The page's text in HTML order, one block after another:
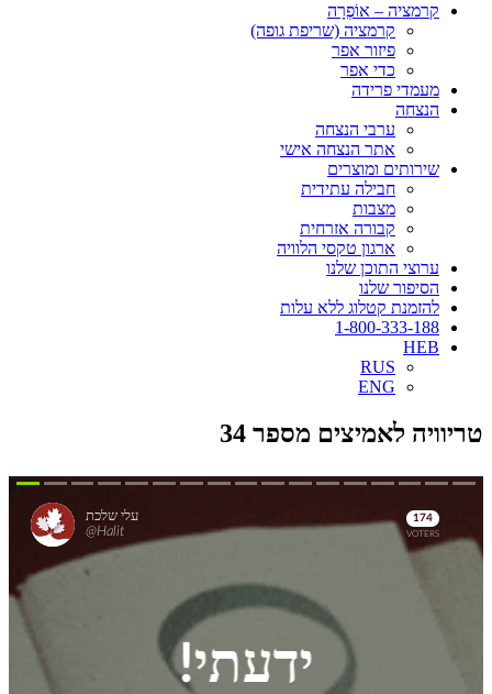
קרמציה – אוֹפְרָה
קרמציה (שריפת גופה)
פיזור אפר
כדי אפר
מעמדי פרידה
הנצחה
ערבי הנצחה
אתר הנצחה אישי
שירותים ומוצרים
חבילה עתידית
מצבות
קבורה אזרחית
ארגון טקסי הלוויה
ערוצי התוכן שלנו
הסיפור שלנו
להזמנת קטלוג ללא עלות
1-800-333-188
HEB
RUS
ENG
טריוויה לאמיצים מספר 34